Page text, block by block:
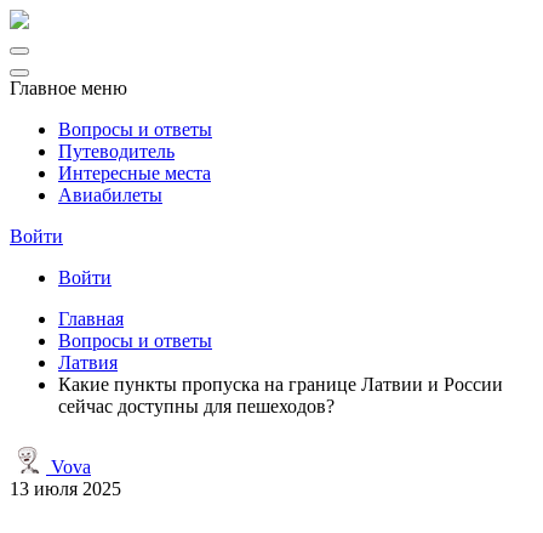
Главное меню
Вопросы и ответы
Путеводитель
Интересные места
Авиабилеты
Войти
Войти
Главная
Вопросы и ответы
Латвия
Какие пункты пропуска на границе Латвии и России
сейчас доступны для пешеходов?
Vova
13 июля 2025